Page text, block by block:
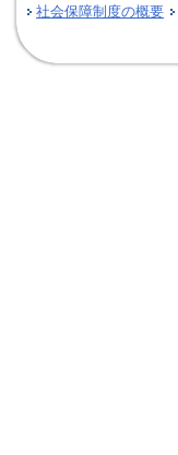
社会保障制度の概要